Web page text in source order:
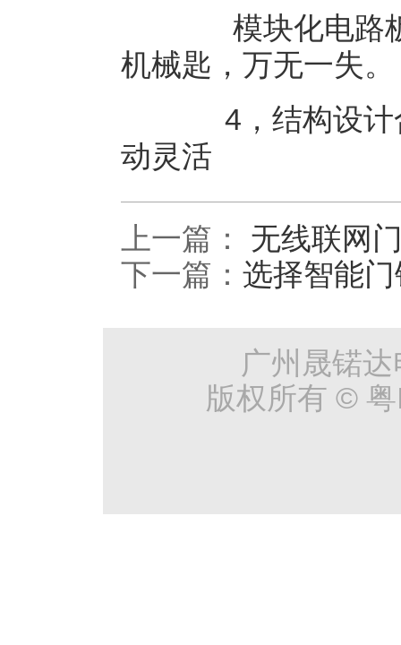
模块化电路板
机械匙，万无一失。
4，结构设计
动灵活
上一篇： 无线联网
头羊
下一篇： 选择智能
广州晟锘
版权所有 ©